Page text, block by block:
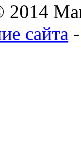
2014
сайта